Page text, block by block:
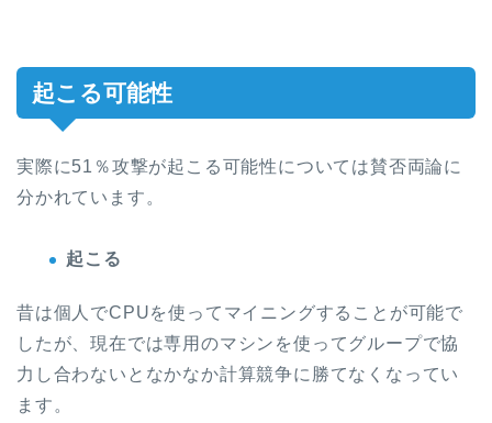
起こる可能性
実際に51％攻撃が起こる可能性については賛否両論に
分かれています。
起こる
昔は個人でCPUを使ってマイニングすることが可能で
したが、現在では専用のマシンを使ってグループで協
力し合わないとなかなか計算競争に勝てなくなってい
ます。